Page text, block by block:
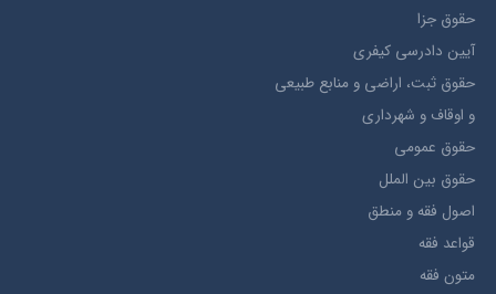
حقوق جزا
آيین دادرسی کیفری
حقوق ثبت، اراضي و منابع طبيعي
و اوقاف و شهرداری
حقوق عمومی
حقوق بين الملل
اصول فقه و منطق
قواعد فقه
متون فقه